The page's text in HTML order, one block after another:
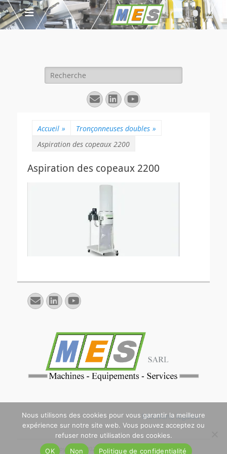
Rechercher :
E-
mail
Linkedin
YouTube
Accueil » Tronçonneuses doubles »
Aspiration des copeaux 2200
Aspiration des copeaux 2200
E-
mail
Linkedin
YouTube
Mentions légales
Copyright © 2026. All Rights Reserved. | Catch
Nous utilisons des cookies pour vous garantir la meilleure
expérience sur notre site web. Vous pouvez acceptez ou
refuser notre utilisation des cookies.
OK
Non Politique de confidentialité